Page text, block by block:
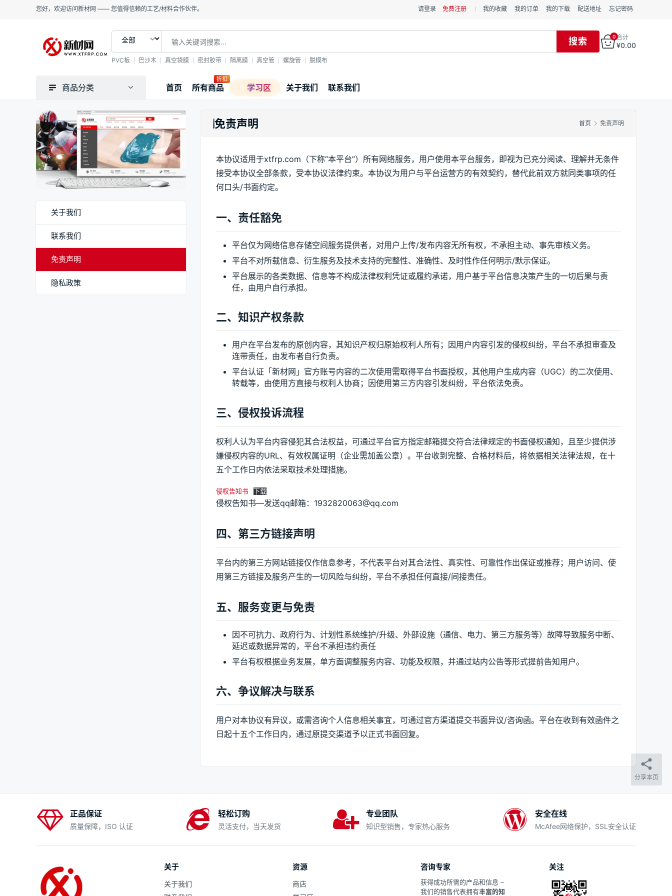
您好，欢迎访问新材网 —— 您值得信赖的工艺/材料合作伙伴。 请登录 免费注册 我的收藏 我的订单 我的下载 配送地址 忘记密码
PVC板 巴沙木 真空袋膜 密封胶带 隔离膜 真空管 螺旋管 脱模布
0合计
¥0.00
商品分类 首页 所有商品
折扣
🎯学习区 关于我们 联系我们
免责声明 首页 免责声明
本协议适用于xtfrp.com（下称“本平台”）所有网络服务，用户使用本平台服务，即视为已充分阅读、理解并无条件
接受本协议全部条款，受本协议法律约束。本协议为用户与平台运营方的有效契约，替代此前双方就同类事项的任
何口头/书面约定。
一、责任豁免
平台仅为网络信息存储空间服务提供者，对用户上传/发布内容无所有权，不承担主动、事先审核义务。
平台不对所载信息、衍生服务及技术支持的完整性、准确性、及时性作任何明示/默示保证。
平台展示的各类数据、信息等不构成法律权利凭证或履约承诺，用户基于平台信息决策产生的一切后果与责
任，由用户自行承担。
二、知识产权条款
用户在平台发布的原创内容，其知识产权归原始权利人所有；因用户内容引发的侵权纠纷，平台不承担审查及
连带责任，由发布者自行负责。
平台认证「新材网」官方账号内容的二次使用需取得平台书面授权，其他用户生成内容（UGC）的二次使用、
转载等，由使用方直接与权利人协商；因使用第三方内容引发纠纷，平台依法免责。
三、侵权投诉流程
权利人认为平台内容侵犯其合法权益，可通过平台官方指定邮箱提交符合法律规定的书面侵权通知，且至少提供涉
嫌侵权内容的URL、有效权属证明（企业需加盖公章）。平台收到完整、合格材料后，将依据相关法律法规，在十
五个工作日内依法采取技术处理措施。
侵权告知书 下载
侵权告知书—发送qq邮箱：1932820063@qq.com
四、第三方链接声明
平台内的第三方网站链接仅作信息参考，不代表平台对其合法性、真实性、可靠性作出保证或推荐；用户访问、使
用第三方链接及服务产生的一切风险与纠纷，平台不承担任何直接/间接责任。
五、服务变更与免责
因不可抗力、政府行为、计划性系统维护/升级、外部设施（通信、电力、第三方服务等）故障导致服务中断、
延迟或数据异常的，平台不承担违约责任
平台有权根据业务发展，单方面调整服务内容、功能及权限，并通过站内公告等形式提前告知用户。
六、争议解决与联系
用户对本协议有异议，或需咨询个人信息相关事宜，可通过官方渠道提交书面异议/咨询函。平台在收到有效函件之
日起十五个工作日内，通过原提交渠道予以正式书面回复。
关于我们
联系我们
免责声明
隐私政策
正品保证
质量保障，ISO 认证
轻松订购
灵活支付，当天发货
专业团队
知识型销售，专家热心服务
安全在线
McAfee网络保护，SSL安全认证
关于
关于我们
资源
商店
咨询专家
获得成功所需的产品和信息 –
我们的销售代表拥有丰富的知
关注
分享本页